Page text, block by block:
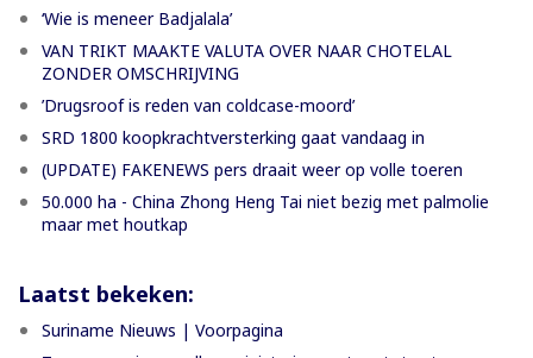
‘Wie is meneer Badjalala’
VAN TRIKT MAAKTE VALUTA OVER NAAR CHOTELAL
ZONDER OMSCHRIJVING
’Drugsroof is reden van coldcase-moord’
SRD 1800 koopkrachtversterking gaat vandaag in
(UPDATE) FAKENEWS pers draait weer op volle toeren
50.000 ha - China Zhong Heng Tai niet bezig met palmolie
maar met houtkap
Laatst bekeken:
Suriname Nieuws | Voorpagina